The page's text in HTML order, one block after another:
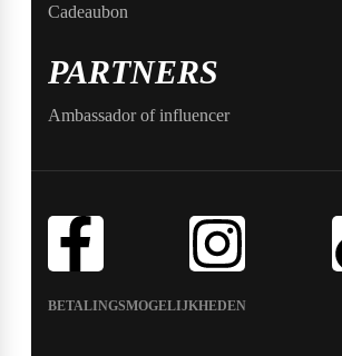
Cadeaubon
PARTNERS
Ambassador of influencer
BETALINGSMOGELIJKHEDEN